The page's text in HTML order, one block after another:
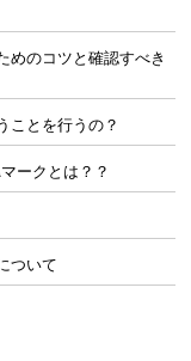
めのコツと確認すべき
ことを行うの？
ークとは？？
ついて